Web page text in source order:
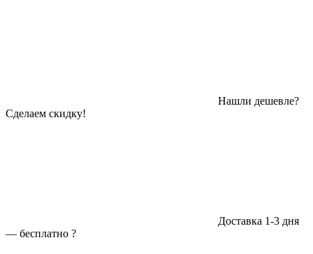
Нашли дешевле?
Сделаем скидку!
Доставка 1-3 дня
— бесплатно ?